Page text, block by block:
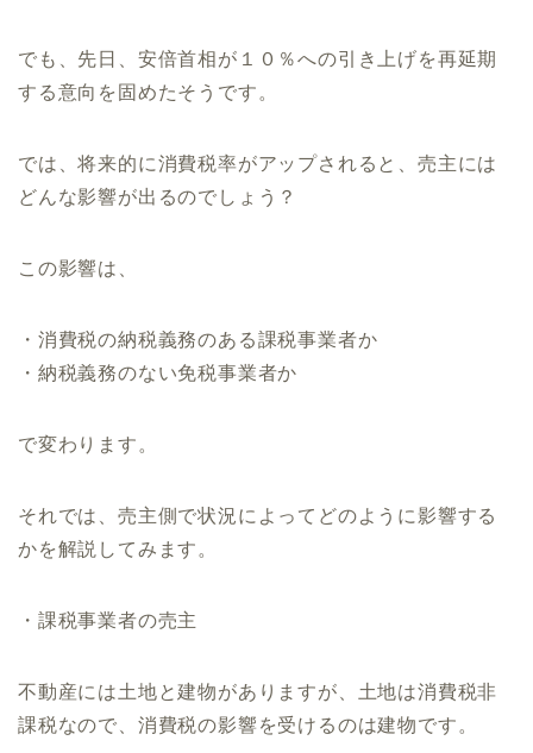
でも、先日、安倍首相が１０％への引き上げを再延期
する意向を固めたそうです。
では、将来的に消費税率がアップされると、売主には
どんな影響が出るのでしょう？
この影響は、
・消費税の納税義務のある課税事業者か
・納税義務のない免税事業者か
で変わります。
それでは、売主側で状況によってどのように影響する
かを解説してみます。
・課税事業者の売主
不動産には土地と建物がありますが、土地は消費税非
課税なので、消費税の影響を受けるのは建物です。